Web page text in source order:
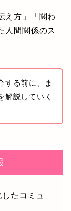
え方」「関わ
人間関係のス
する前に、ま
解説していく
たコミュ